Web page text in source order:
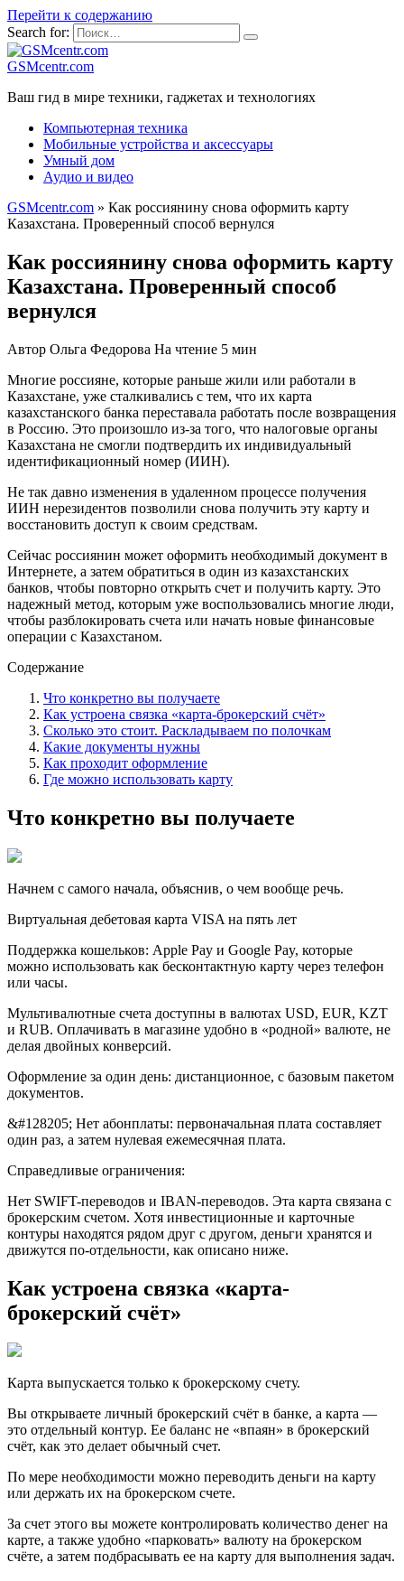
Перейти к содержанию
Search for:
GSMcentr.com
Ваш гид в мире техники, гаджетах и технологиях
Компьютерная техника
Мобильные устройства и аксессуары
Умный дом
Аудио и видео
GSMcentr.com » Как россиянину снова оформить карту
Казахстана. Проверенный способ вернулся
Как россиянину снова оформить карту
Казахстана. Проверенный способ
вернулся
Автор Ольга Федорова На чтение 5 мин
Многие россияне, которые раньше жили или работали в
Казахстане, уже сталкивались с тем, что их карта
казахстанского банка переставала работать после возвращения
в Россию. Это произошло из-за того, что налоговые органы
Казахстана не смогли подтвердить их индивидуальный
идентификационный номер (ИИН).
Не так давно изменения в удаленном процессе получения
ИИН нерезидентов позволили снова получить эту карту и
восстановить доступ к своим средствам.
Сейчас россиянин может оформить необходимый документ в
Интернете, а затем обратиться в один из казахстанских
банков, чтобы повторно открыть счет и получить карту. Это
надежный метод, которым уже воспользовались многие люди,
чтобы разблокировать счета или начать новые финансовые
операции с Казахстаном.
Содержание
Что конкретно вы получаете
Как устроена связка «карта-брокерский счёт»
Сколько это стоит. Раскладываем по полочкам
Какие документы нужны
Как проходит оформление
Где можно использовать карту
Что конкретно вы получаете
Начнем с самого начала, объяснив, о чем вообще речь.
Виртуальная дебетовая карта VISA на пять лет
Поддержка кошельков: Apple Pay и Google Pay, которые
можно использовать как бесконтактную карту через телефон
или часы.
Мультивалютные счета доступны в валютах USD, EUR, KZT
и RUB. Оплачивать в магазине удобно в «родной» валюте, не
делая двойных конверсий.
Оформление за один день: дистанционное, с базовым пакетом
документов.
&#128205; Нет абонплаты: первоначальная плата составляет
один раз, а затем нулевая ежемесячная плата.
Справедливые ограничения:
Нет SWIFT-переводов и IBAN-переводов. Эта карта связана с
брокерским счетом. Хотя инвестиционные и карточные
контуры находятся рядом друг с другом, деньги хранятся и
движутся по-отдельности, как описано ниже.
Как устроена связка «карта-
брокерский счёт»
Карта выпускается только к брокерскому счету.
Вы открываете личный брокерский счёт в банке, а карта —
это отдельный контур. Ее баланс не «впаян» в брокерский
счёт, как это делает обычный счет.
По мере необходимости можно переводить деньги на карту
или держать их на брокерском счете.
За счет этого вы можете контролировать количество денег на
карте, а также удобно «парковать» валюту на брокерском
счёте, а затем подбрасывать ее на карту для выполнения задач.